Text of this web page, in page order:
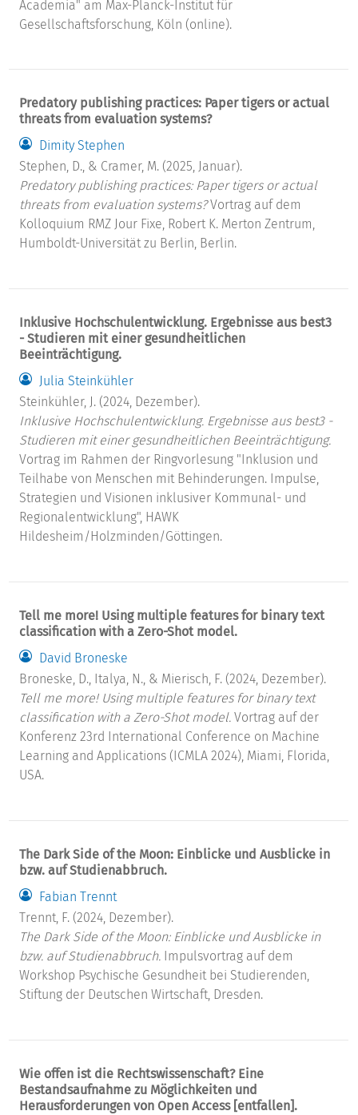
Academia" am Max-Planck-Institut für
Gesellschaftsforschung, Köln (online).
Predatory publishing practices: Paper tigers or actual
threats from evaluation systems?
Dimity Stephen
Stephen, D., & Cramer, M. (2025, Januar).
Predatory publishing practices: Paper tigers or actual
threats from evaluation systems?Vortrag auf dem
Kolloquium RMZ Jour Fixe, Robert K. Merton Zentrum,
Humboldt-Universität zu Berlin, Berlin.
Inklusive Hochschulentwicklung. Ergebnisse aus best3
- Studieren mit einer gesundheitlichen
Beeinträchtigung.
Julia Steinkühler
Steinkühler, J. (2024, Dezember).
Inklusive Hochschulentwicklung. Ergebnisse aus best3 -
Studieren mit einer gesundheitlichen Beeinträchtigung.
Vortrag im Rahmen der Ringvorlesung "Inklusion und
Teilhabe von Menschen mit Behinderungen. Impulse,
Strategien und Visionen inklusiver Kommunal- und
Regionalentwicklung", HAWK
Hildesheim/Holzminden/Göttingen.
Tell me more! Using multiple features for binary text
classification with a Zero-Shot model.
David Broneske
Broneske, D., Italya, N., & Mierisch, F. (2024, Dezember).
Tell me more! Using multiple features for binary text
classification with a Zero-Shot model. Vortrag auf der
Konferenz 23rd International Conference on Machine
Learning and Applications (ICMLA 2024), Miami, Florida,
USA.
The Dark Side of the Moon: Einblicke und Ausblicke in
bzw. auf Studienabbruch.
Fabian Trennt
Trennt, F. (2024, Dezember).
The Dark Side of the Moon: Einblicke und Ausblicke in
bzw. auf Studienabbruch. Impulsvortrag auf dem
Workshop Psychische Gesundheit bei Studierenden,
Stiftung der Deutschen Wirtschaft, Dresden.
Wie offen ist die Rechtswissenschaft? Eine
Bestandsaufnahme zu Möglichkeiten und
Herausforderungen von Open Access [entfallen].